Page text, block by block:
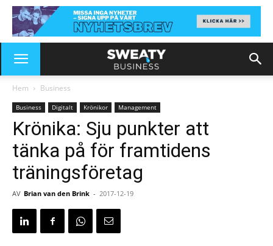
Hem Business
Business Digitalt Krönikor Management
Krönika: Sju punkter att
tänka på för framtidens
träningsföretag
AV Brian van den Brink - 2017-12-19